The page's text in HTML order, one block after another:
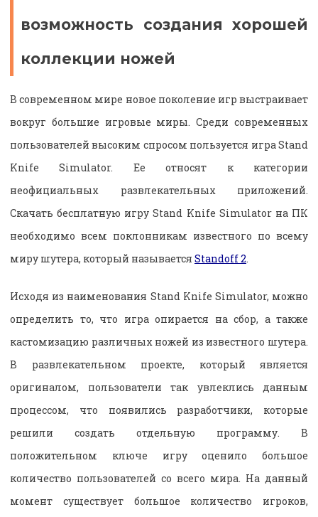
возможность создания хорошей
коллекции ножей
В современном мире новое поколение игр выстраивает
вокруг большие игровые миры. Среди современных
пользователей высоким спросом пользуется игра Stand
Knife Simulator. Ее относят к категории
неофициальных развлекательных приложений.
Скачать бесплатную игру Stand Knife Simulator на ПК
необходимо всем поклонникам известного по всему
миру шутера, который называется Standoff 2.
Исходя из наименования Stand Knife Simulator, можно
определить то, что игра опирается на сбор, а также
кастомизацию различных ножей из известного шутера.
В развлекательном проекте, который является
оригиналом, пользователи так увлеклись данным
процессом, что появились разработчики, которые
решили создать отдельную программу. В
положительном ключе игру оценило большое
количество пользователей со всего мира. На данный
момент существует большое количество игроков,